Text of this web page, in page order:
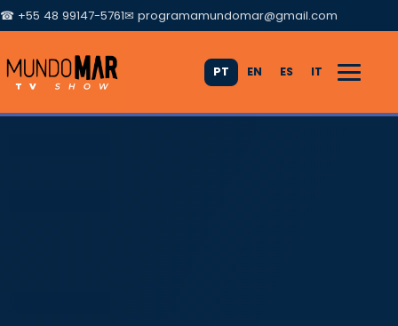
☎ +55 48 99147-5761✉ programamundomar@gmail.com
PT EN ES IT